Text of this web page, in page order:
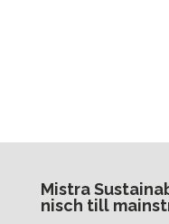
Mistra
nisch till